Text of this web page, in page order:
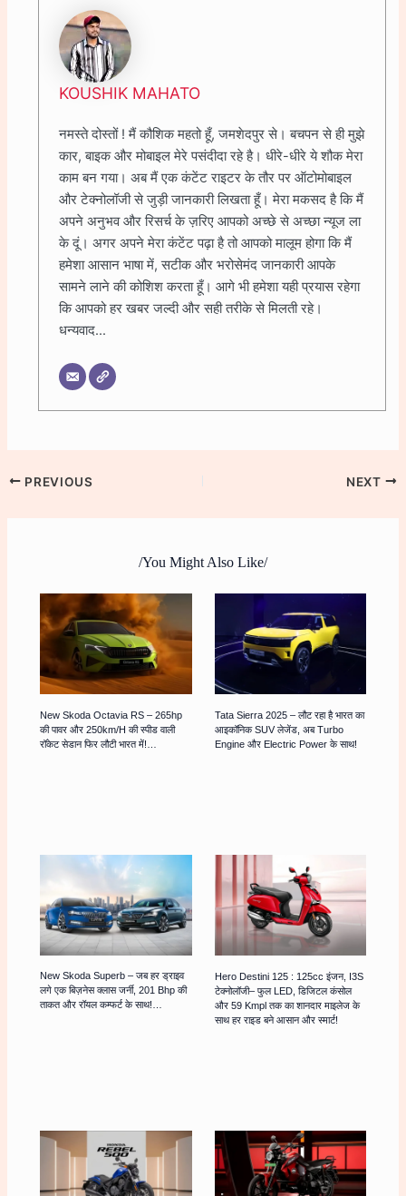
KOUSHIK MAHATO
नमस्ते दोस्तों ! मैं कौशिक महतो हूँ, जमशेदपुर से। बचपन से ही मुझे
कार, बाइक और मोबाइल मेरे पसंदीदा रहे है। धीरे-धीरे ये शौक मेरा
काम बन गया। अब मैं एक कंटेंट राइटर के तौर पर ऑटोमोबाइल
और टेक्नोलॉजी से जुड़ी जानकारी लिखता हूँ। मेरा मकसद है कि मैं
अपने अनुभव और रिसर्च के ज़रिए आपको अच्छे से अच्छा न्यूज ला
के दूं। अगर अपने मेरा कंटेंट पढ़ा है तो आपको मालूम होगा कि मैं
हमेशा आसान भाषा में, सटीक और भरोसेमंद जानकारी आपके
सामने लाने की कोशिश करता हूँ। आगे भी हमेशा यही प्रयास रहेगा
कि आपको हर खबर जल्दी और सही तरीके से मिलती रहे।
धन्यवाद...
PREVIOUS NEXT
/You Might Also Like/
New Skoda Octavia RS – 265hp
की पावर और 250km/h की स्पीड वाली
रॉकेट सेडान फिर लौटी भारत में!…
Tata Sierra 2025 – लौट रहा है भारत का
आइकॉनिक SUV लेजेंड, अब Turbo
Engine और Electric Power के साथ!
New Skoda Superb – जब हर ड्राइव
लगे एक बिज़नेस क्लास जर्नी, 201 Bhp की
ताकत और रॉयल कम्फर्ट के साथ!…
Hero Destini 125 : 125cc इंजन, I3S
टेक्नोलॉजी– फुल LED, डिजिटल कंसोल
और 59 Kmpl तक का शानदार माइलेज के
साथ हर राइड बने आसान और स्मार्ट!